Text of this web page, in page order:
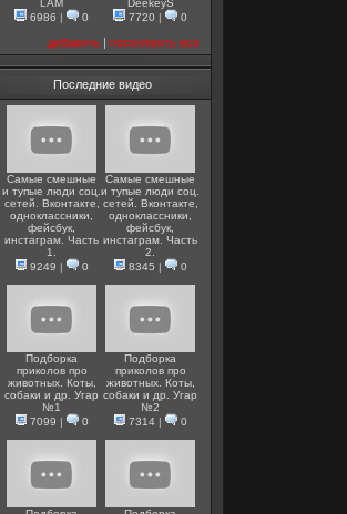
LAM
6986 | 0
DeekeyS
7720 | 0
добавить | посмотреть все
Последние видео
Самые смешные
и тупые люди соц.
сетей. Вконтакте,
одноклассники,
фейсбук,
инстаграм. Часть
1.
9249 | 0
Самые смешные
и тупые люди соц.
сетей. Вконтакте,
одноклассники,
фейсбук,
инстаграм. Часть
2.
8345 | 0
Подборка
приколов про
животных. Коты,
собаки и др. Угар
№1
7099 | 0
Подборка
приколов про
животных. Коты,
собаки и др. Угар
№2
7314| 0